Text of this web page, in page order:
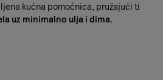
kućna pomoćnica, pružajući ti
uz minimalno ulja i dima.